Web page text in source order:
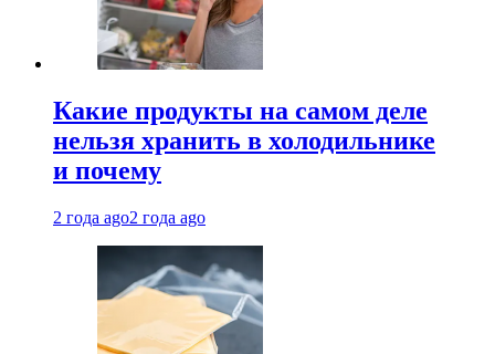
Какие продукты на самом деле
нельзя хранить в холодильнике
и почему
2 года ago2 года ago